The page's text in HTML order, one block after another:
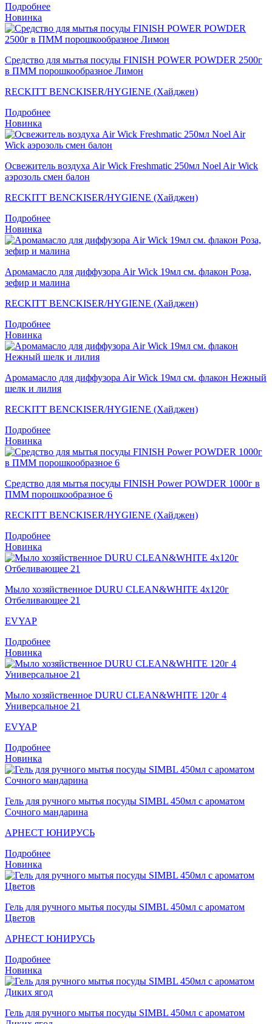
Подробнее
Новинка
Средство для мытья посуды FINISH POWER POWDER 2500г
в ПММ порошкообразное Лимон
RECKITT BENCKISER/HYGIENE (Хайджен)
Подробнее
Новинка
Освежитель воздуха Air Wick Freshmatic 250мл Noel Air Wick
аэрозоль смен балон
RECKITT BENCKISER/HYGIENE (Хайджен)
Подробнее
Новинка
Аромамасло для диффузора Air Wick 19мл см. флакон Роза,
зефир и малина
RECKITT BENCKISER/HYGIENE (Хайджен)
Подробнее
Новинка
Аромамасло для диффузора Air Wick 19мл см. флакон Нежный
шелк и лилия
RECKITT BENCKISER/HYGIENE (Хайджен)
Подробнее
Новинка
Средство для мытья посуды FINISH Power POWDER 1000г в
ПММ порошкообразное 6
RECKITT BENCKISER/HYGIENE (Хайджен)
Подробнее
Новинка
Мыло хозяйственное DURU CLEAN&WHITE 4х120г
Отбеливающее 21
EVYAP
Подробнее
Новинка
Мыло хозяйственное DURU CLEAN&WHITE 120г 4
Универсальное 21
EVYAP
Подробнее
Новинка
Гель для ручного мытья посуды SIMBL 450мл с ароматом
Сочного мандарина
АРНЕСТ ЮНИРУСЬ
Подробнее
Новинка
Гель для ручного мытья посуды SIMBL 450мл с ароматом
Цветов
АРНЕСТ ЮНИРУСЬ
Подробнее
Новинка
Гель для ручного мытья посуды SIMBL 450мл с ароматом